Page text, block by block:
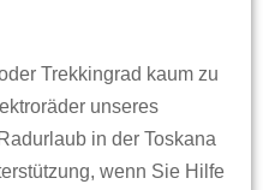
Trekkingrad kaum zu
unseres
in der Toskana
wenn Sie Hilfe